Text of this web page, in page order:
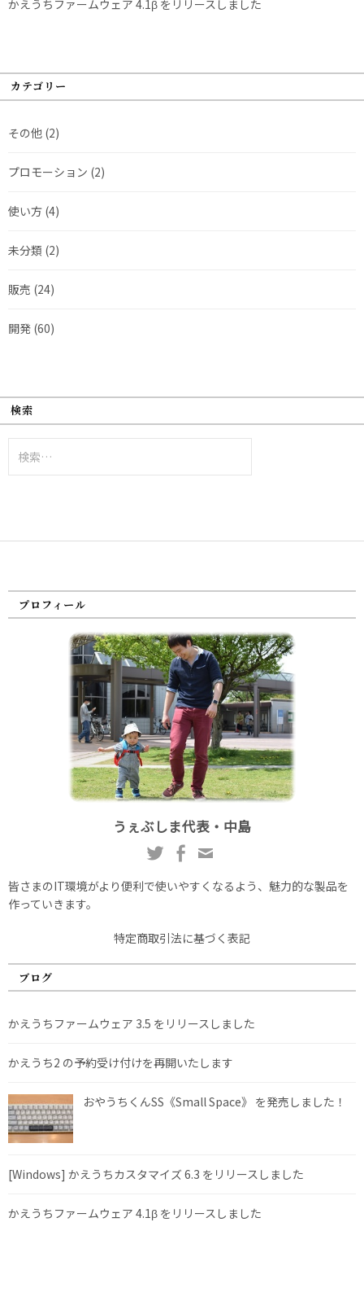
かえうちファームウェア 4.1β をリリースしました
カテゴリー
その他 (2)
プロモーション (2)
使い方 (4)
未分類 (2)
販売 (24)
開発 (60)
検索
索:
プロフィール
うぇぶしま代表・中島
皆さまのIT環境がより便利で使いやすくなるよう、魅力的な製品を
作っていきます。
特定商取引法に基づく表記
ブログ
かえうちファームウェア 3.5 をリリースしました
かえうち2 の予約受け付けを再開いたします
おやうちくんSS《Small Space》 を発売しました！
[Windows] かえうちカスタマイズ 6.3 をリリースしました
かえうちファームウェア 4.1β をリリースしました